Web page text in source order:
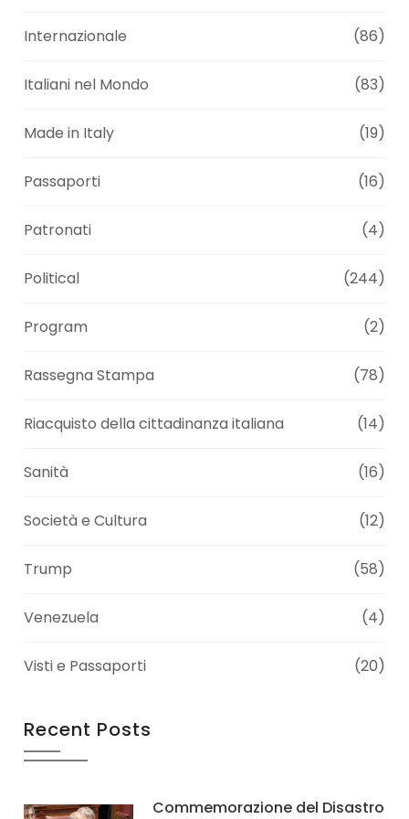
Internazionale (86)
Italiani nel Mondo (83)
Made in Italy (19)
Passaporti (16)
Patronati (4)
Political (244)
Program (2)
Rassegna Stampa (78)
Riacquisto della cittadinanza italiana (14)
Sanità (16)
Società e Cultura (12)
Trump (58)
Venezuela (4)
Visti e Passaporti (20)
Recent Posts
Commemorazione del Disastro